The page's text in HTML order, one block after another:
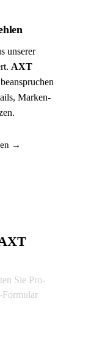
unserer
AXT
Marken-
→
Sie Pro-